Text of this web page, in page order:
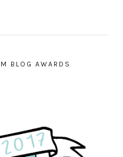
BLOG AWARDS